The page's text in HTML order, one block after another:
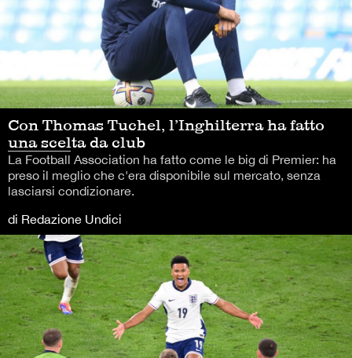
Con Thomas Tuchel, l’Inghilterra ha fatto
una scelta da club
La Football Association ha fatto come le big di Premier: ha
preso il meglio che c'era disponibile sul mercato, senza
lasciarsi condizionare.
di Redazione Undici